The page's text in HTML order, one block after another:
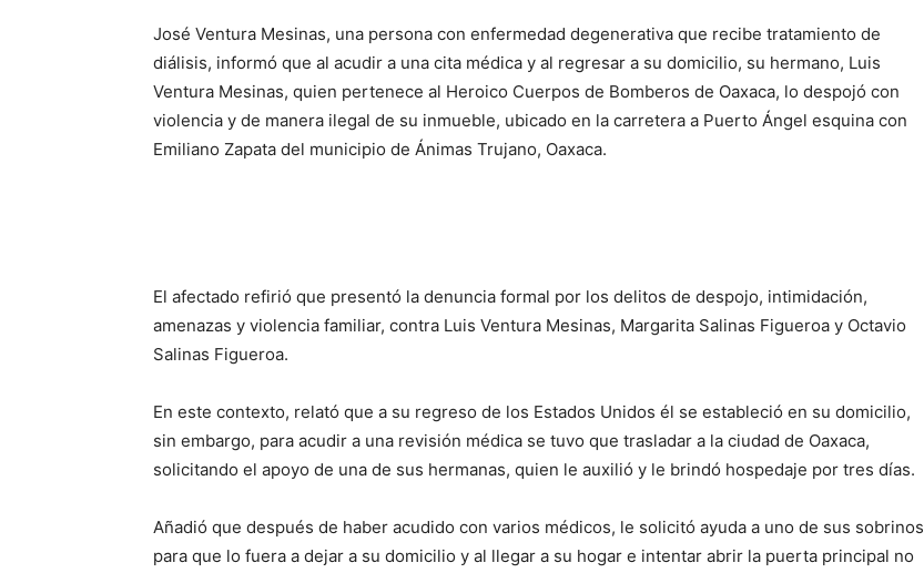
José Ventura Mesinas, una persona con enfermedad degenerativa que recibe tratamiento de
diálisis, informó que al acudir a una cita médica y al regresar a su domicilio, su hermano, Luis
Ventura Mesinas, quien pertenece al Heroico Cuerpos de Bomberos de Oaxaca, lo despojó con
violencia y de manera ilegal de su inmueble, ubicado en la carretera a Puerto Ángel esquina con
Emiliano Zapata del municipio de Ánimas Trujano, Oaxaca.
El afectado refirió que presentó la denuncia formal por los delitos de despojo, intimidación,
amenazas y violencia familiar, contra Luis Ventura Mesinas, Margarita Salinas Figueroa y Octavio
Salinas Figueroa.
En este contexto, relató que a su regreso de los Estados Unidos él se estableció en su domicilio,
sin embargo, para acudir a una revisión médica se tuvo que trasladar a la ciudad de Oaxaca,
solicitando el apoyo de una de sus hermanas, quien le auxilió y le brindó hospedaje por tres días.
Añadió que después de haber acudido con varios médicos, le solicitó ayuda a uno de sus sobrinos
para que lo fuera a dejar a su domicilio y al llegar a su hogar e intentar abrir la puerta principal no